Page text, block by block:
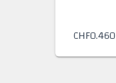
CHF0.460